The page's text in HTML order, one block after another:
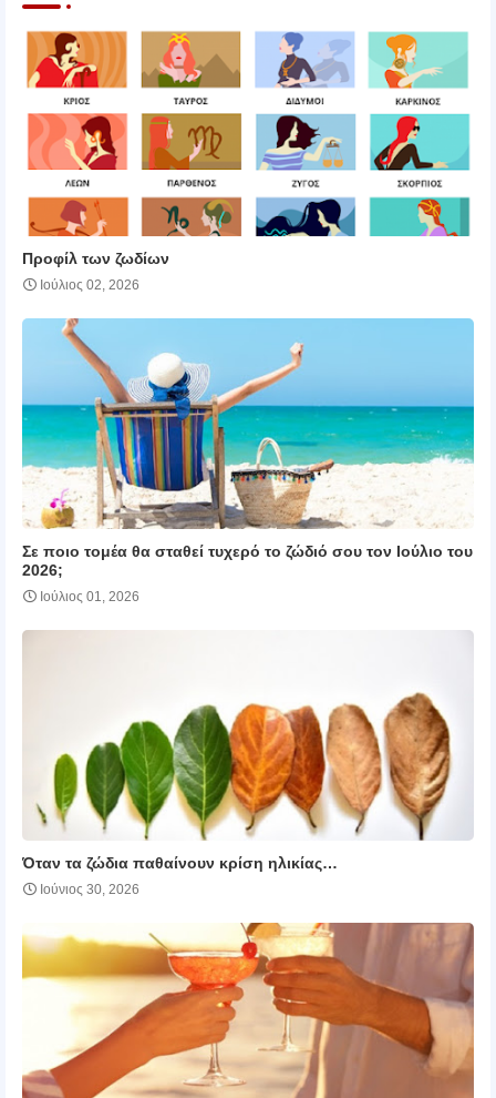
Προφίλ των ζωδίων
Ιούλιος 02, 2026
Σε ποιο τομέα θα σταθεί τυχερό το ζώδιό σου τον Ιούλιο του
2026;
Ιούλιος 01, 2026
Όταν τα ζώδια παθαίνουν κρίση ηλικίας…
Ιούνιος 30, 2026